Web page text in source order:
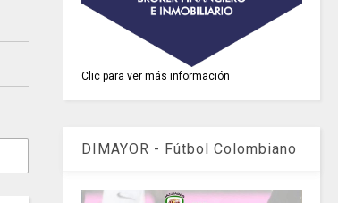
Clic para ver más información
DIMAYOR - Fútbol Colombiano